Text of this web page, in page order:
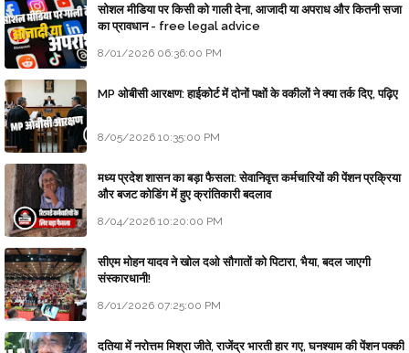
सोशल मीडिया पर किसी को गाली देना, आजादी या अपराध और कितनी सजा
का प्रावधान - free legal advice
8/01/2026 06:36:00 PM
MP ओबीसी आरक्षण: हाईकोर्ट में दोनों पक्षों के वकीलों ने क्या तर्क दिए, पढ़िए
8/05/2026 10:35:00 PM
मध्य प्रदेश शासन का बड़ा फैसला: सेवानिवृत्त कर्मचारियों की पेंशन प्रक्रिया
और बजट कोडिंग में हुए क्रांतिकारी बदलाव
8/04/2026 10:20:00 PM
सीएम मोहन यादव ने खोल दओ सौगातों को पिटारा, भैया, बदल जाएगी
संस्कारधानी!
8/01/2026 07:25:00 PM
दतिया में नरोत्तम मिश्रा जीते, राजेंद्र भारती हार गए, घनश्याम की पेंशन पक्की